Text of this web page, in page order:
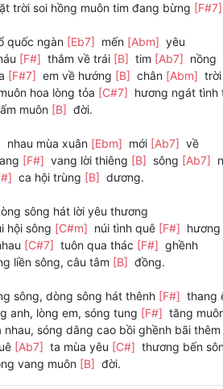
trời soi hồng muôn tim đang bừng [F#7]
quốc ngàn [Eb7] mến [Abm] yêu
[F#] thắm về trái [B] tim [Ab7] nồng
[F#7] em về hướng [B] chân [Abm] trời
hoa lòng tỏa [C#7] hương ngát tình
muôn [B] đời.
nhau mùa xuân [Ebm] mới [Ab7] về
[F#] vang lời thiêng [B] sông [Ab7]
ca hội trùng [B] dương.
sông hát lời yêu thương
hội sông [C#m] núi tình quê [F#] hương
[C#7] tuôn qua thác [F#] ghềnh
liền sông, câu tâm [B] đồng.
sông, dòng sông hát thênh [F#] thang
anh, lòng em, sóng tung [F#] tăng
nhau, sóng dâng cao bồi ghềnh bãi thêm
[Ab7] ta mùa yêu [C#] thương bến
vang muôn [B] đời.